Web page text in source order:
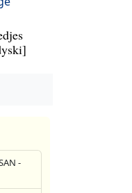
-